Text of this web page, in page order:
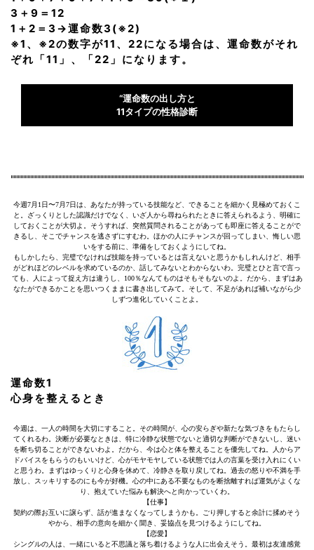
3＋9＝12
1＋2＝3→運命数3(※2)
※1、※2の数字が11、22になる場合は、運命数がそれ
ぞれ「11」、「22」になります。
“運命数の出し方と
11タイプの性格診断
今週7月1日〜7月7日は、あなたが持っている技能など、できることを細かく見極めておくこ
と。ざっくりとした認識だけでなく、いざ人から尋ねられたときに答えられるよう、明確に
しておくことが大切よ。そうすれば、突然質問されることがあっても即座に答えることがで
きるし、そこでチャンスを逃さずにすむわ。ほかの人にチャンスが回ってしまい、悔しい思
いをする前に、準備をしておくようにしてね。
もしかしたら、完璧でなければ技能を持っているとは言えないと思うかもしれんけど、相手
がどれほどのレベルを求めているのか、話してみないとわからないわ。完璧とひと言で言っ
ても、人によって捉え方は違うし、100％なんてものはそもそもないのよ。だから、まずはあ
なたができるかことを思いつくままに書き出してみて。そして、不足があれば補いながら少
しずつ進化していくことよ。
運命数1
心身を整えるとき
今週は、一人の時間を大切にすること。その時間が、心の安らぎや新たな気づきをもたらし
てくれるわ。決断が必要なときは、特に冷静な状態でないと適切な判断ができないし、迷い
を断ち切ることができないわよ。だから、今は心と体を整えることを優先してね。人からア
ドバイスをもらうのもいいけど、心がモヤモヤしている状態では人の言葉を受け入れにくい
と思うわ。まずはゆっくりと心身を休めて、冷静さを取り戻してね。過去の怒りや不満を手
放し、スッキリするのにも今が好機。心の中にある不要なものを断捨離すれば運気がよくな
り、抱えていた悩みも解決へと向かっていくわ。
【仕事】
契約の際お互いに譲らず、話が進まなくなってしまうかも。ごり押しすると余計に揉めそう
やから、相手の意向を細かく聞き、妥協点を見つけるようにしてね。
【恋愛】
シングルの人は、一緒にいると不思議と落ち着けるような人に出会えそう。最初は友達感覚